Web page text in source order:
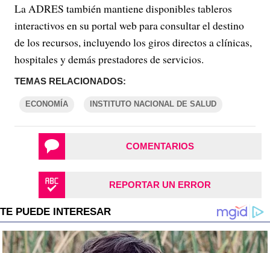
La ADRES también mantiene disponibles tableros
interactivos en su portal web para consultar el destino
de los recursos, incluyendo los giros directos a clínicas,
hospitales y demás prestadores de servicios.
TEMAS RELACIONADOS:
ECONOMÍA INSTITUTO NACIONAL DE SALUD
COMENTARIOS
REPORTAR UN ERROR